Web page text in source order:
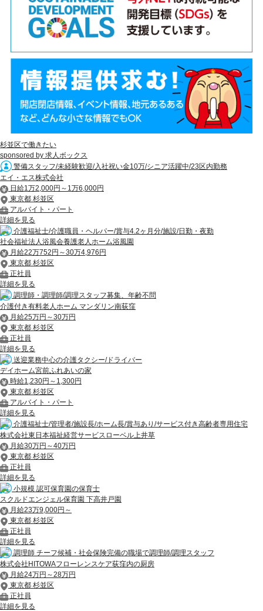
杉並区で働きたい
sponsored by 求人ボックス
警備スタッフ/未経験歓迎/入社祝い金10万/シニア活躍中/23区内勤務
エイ・エス株式会社
日給1万2,000円～1万6,000円
東京都 杉並区
アルバイト・パート
詳細を見る
介護福祉士/介護職員・ヘルパー/賞与4.2ヶ月分/施設/日勤・夜勤
社会福祉法人浴風会養護老人ホーム浴風園
月給22万752円～30万4,976円
東京都 杉並区
正社員
詳細を見る
調理師・調理師/調理スタッフ募集、年齢不問
介護付き有料老人ホーム マンダリン南荻窪
月給25万円～30万円
東京都 杉並区
正社員
詳細を見る
送迎業務中心の介護タクシー/ドライバー
デイホーム宮前ふれあいの家
時給1,230円～1,300円
東京都 杉並区
アルバイト・パート
詳細を見る
介護福祉士/管理者/施設長/ホーム長/賞与あり/サービス付き高齢者専用住宅
株式会社東日本福祉経営サービスローベル上井草
月給30万円～40万円
東京都 杉並区
正社員
詳細を見る
小規模 認可保育園の保育士
スクルドエンジェル保育園 下高井戸園
月給23万9,000円～
東京都 杉並区
正社員
詳細を見る
調理師 チーフ候補・社会保険完備の職場で調理師/調理スタッフ
株式会社HITOWAフローレンスケア荻窪内の厨房
月給24万円～28万円
東京都 杉並区
正社員
詳細を見る